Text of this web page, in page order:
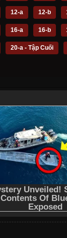
12-a 12-b
16-a 16-b
20-a - Tập Cuối